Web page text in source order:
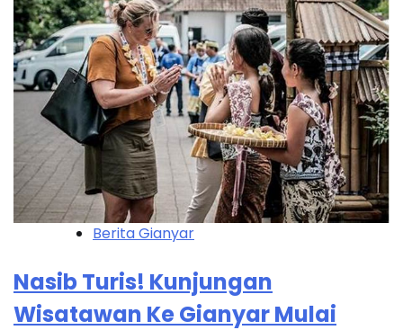
Berita Gianyar
Nasib Turis! Kunjungan
Wisatawan Ke Gianyar Mulai